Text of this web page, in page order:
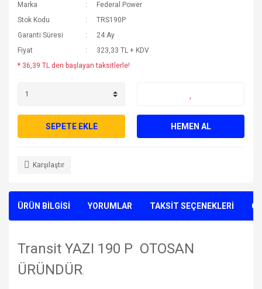
Marka
Federal Power
Stok Kodu
TRS190P
Garanti Süresi
24 Ay
Fiyat
323,33 TL + KDV
* 36,39 TL den başlayan taksitlerle!
SEPETE EKLE HEMEN AL
Karşılaştır
ÜRÜN BİLGİSİ YORUMLAR TAKSİT SEÇENEKLERİ
Transit YAZI 190 P OTOSAN
ÜRÜNDÜR.